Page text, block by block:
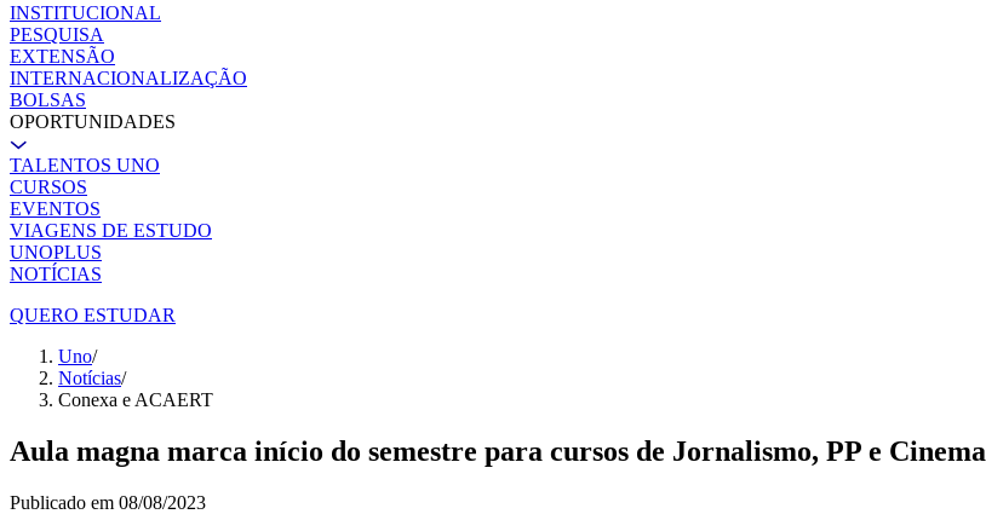
INSTITUCIONAL
PESQUISA
EXTENSÃO
INTERNACIONALIZAÇÃO
BOLSAS
OPORTUNIDADES
TALENTOS UNO
CURSOS
EVENTOS
VIAGENS DE ESTUDO
UNOPLUS
NOTÍCIAS
QUERO ESTUDAR
Uno/
Notícias/
Conexa e ACAERT
Aula magna marca início do semestre para cursos de Jornalismo, PP e Cinema
Publicado em 08/08/2023